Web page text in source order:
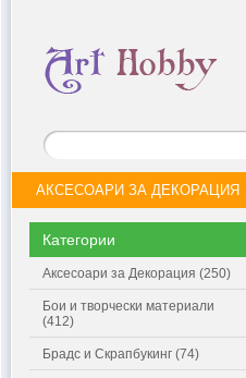
АКСЕСОАРИ ЗА ДЕКОРАЦИЯ
Категории
Аксесоари за Декорация (250)
Бои и творчески материали
(412)
Брадс и Скрапбукинг (74)